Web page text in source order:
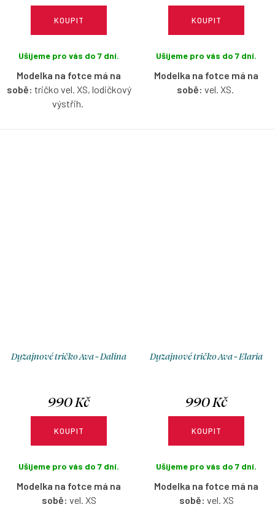
KOUPIT
Ušijeme pro vás do 7 dní.
Modelka na fotce má na
sobě: tričko vel. XS, lodičkový
výstřih.
KOUPIT
Ušijeme pro vás do 7 dní.
Modelka na fotce má na
sobě: vel. XS.
Dyzajnové tričko Ava - Dalina
990 Kč
KOUPIT
Ušijeme pro vás do 7 dní.
Modelka na fotce má na
sobě: vel. XS
Dyzajnové tričko Ava - Elaria
990 Kč
KOUPIT
Ušijeme pro vás do 7 dní.
Modelka na fotce má na
sobě: vel. XS